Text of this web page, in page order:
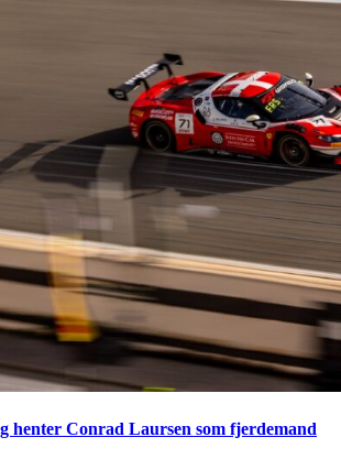
henter Conrad Laursen som fjerdemand